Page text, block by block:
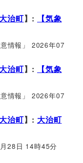
大治町】:
【気象
情報」 2026年07
大治町】:
【気象
情報」 2026年07
大治町】: 大治町
28日 14時45分